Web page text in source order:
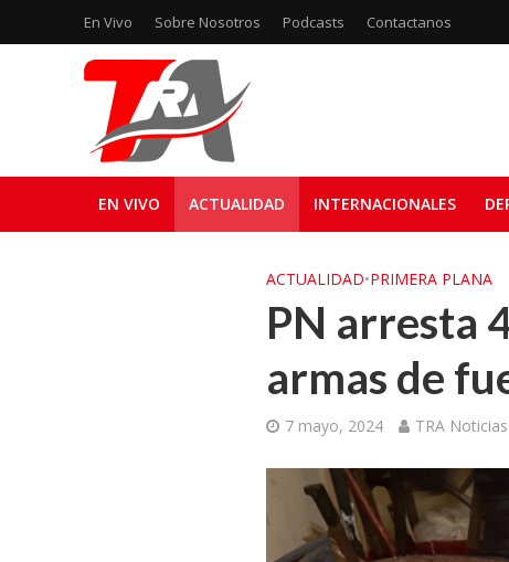
En Vivo Sobre Nosotros Podcasts Contactanos
EN VIVO ACTUALIDAD INTERNACIONALES
ACTUALIDAD•PRIMERA PLANA
PN arresta
armas de
7 mayo, 2024 TRA Noticias